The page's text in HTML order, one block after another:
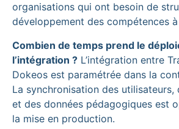
organisations qui ont besoin de
développement des compétences à
Combien de temps prend le
l’intégration ? L’intégration entre
Dokeos est paramétrée dans la
La synchronisation des utilisateurs,
et des données pédagogiques est
la mise en production.